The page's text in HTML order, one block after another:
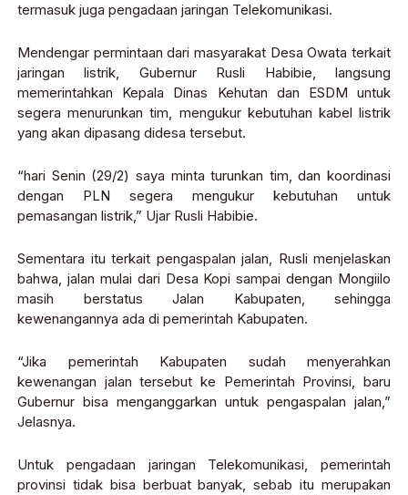
termasuk juga pengadaan jaringan Telekomunikasi.
Mendengar permintaan dari masyarakat Desa Owata terkait
jaringan listrik, Gubernur Rusli Habibie, langsung
memerintahkan Kepala Dinas Kehutan dan ESDM untuk
segera menurunkan tim, mengukur kebutuhan kabel listrik
yang akan dipasang didesa tersebut.
“hari Senin (29/2) saya minta turunkan tim, dan koordinasi
dengan PLN segera mengukur kebutuhan untuk
pemasangan listrik,” Ujar Rusli Habibie.
Sementara itu terkait pengaspalan jalan, Rusli menjelaskan
bahwa, jalan mulai dari Desa Kopi sampai dengan Mongiilo
masih berstatus Jalan Kabupaten, sehingga
kewenangannya ada di pemerintah Kabupaten.
“Jika pemerintah Kabupaten sudah menyerahkan
kewenangan jalan tersebut ke Pemerintah Provinsi, baru
Gubernur bisa menganggarkan untuk pengaspalan jalan,”
Jelasnya.
Untuk pengadaan jaringan Telekomunikasi, pemerintah
provinsi tidak bisa berbuat banyak, sebab itu merupakan